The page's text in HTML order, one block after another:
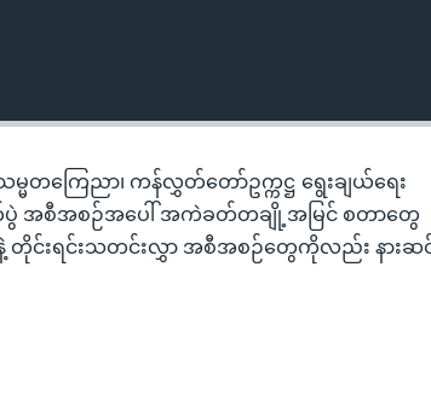
တကြေညာ၊ ကန်လွှတ်တော်ဥက္ကဋ္ဌ ရွေးချယ်ရေး
က်ပွဲ အစီအစဉ်အပေါ် အကဲခတ်တချို့အမြင် စတာတွေ
းနဲ့ တိုင်းရင်းသတင်းလွှာ အစီအစဉ်တွေကိုလည်း နားဆ